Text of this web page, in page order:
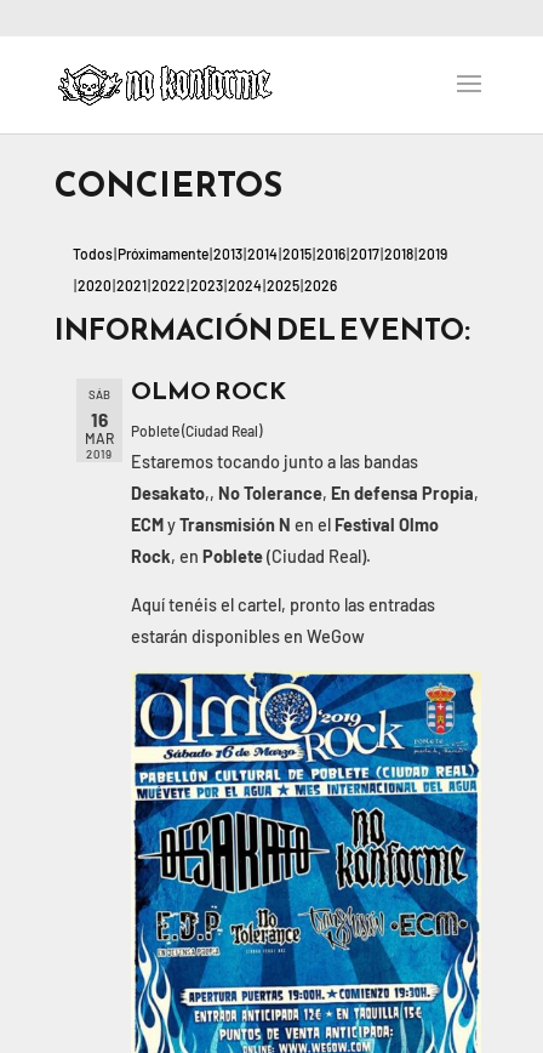
CONCIERTOS
Todos Próximamente 2013 2014 2015 2016 2017 2018 2019
2020 2021 2022 2023 2024 2025 2026
INFORMACIÓN DEL EVENTO:
SÁB
16
MAR
2019
OLMO ROCK
Poblete (Ciudad Real)
Estaremos tocando junto a las bandas
Desakato,, No Tolerance, En defensa Propia,
ECMyTransmisión N en el Festival Olmo
Rock, enPoblete(Ciudad Real).
Aquí tenéis el cartel, pronto las entradas
estarán disponibles en WeGow